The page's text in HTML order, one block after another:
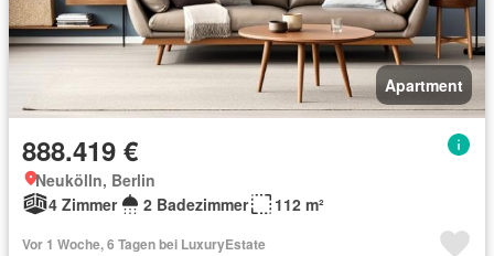
Apartment
888.419 €
Neukölln, Berlin
4 Zimmer
2 Badezimmer 112 m²
Vor 1 Woche, 6 Tagen bei LuxuryEstate